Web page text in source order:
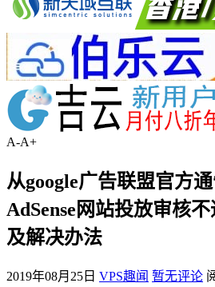
A-A+
从google广告联盟官方
AdSense网站投放审核
及解决办法
2019年08月25日 VPS趣闻 暂无评论